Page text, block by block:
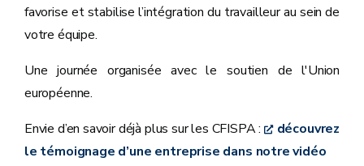
favorise et stabilise l’intégration du travailleur au sein de
votre équipe.
Une journée organisée avec le soutien de l'Union
européenne.
Envie d’en savoir déjà plus sur les CFISPA :
découvrez
le témoignage d’une entreprise dans notre vidéo